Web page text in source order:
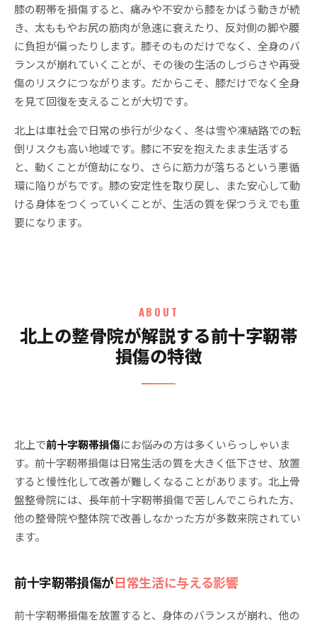
膝の靭帯を損傷すると、痛みや不安から膝をかばう動きが続
き、太ももやお尻の筋肉が急速に衰えたり、反対側の脚や腰
に負担が偏ったりします。膝そのものだけでなく、全身のバ
ランスが崩れていくことが、その後の生活のしづらさや再受
傷のリスクにつながります。だからこそ、膝だけでなく全身
を見て回復を支えることが大切です。
北上は車社会で日常の歩行が少なく、冬は雪や凍結路での転
倒リスクも高い地域です。膝に不安を抱えたまま生活する
と、動くことが億劫になり、さらに筋力が落ちるという悪循
環に陥りがちです。膝の安定性を取り戻し、また安心して動
ける身体をつくっていくことが、生活の質を保つうえでも重
要になります。
ABOUT
北上の整骨院が解説する前十字靭帯
損傷の特徴
北上で前十字靭帯損傷にお悩みの方は多くいらっしゃいま
す。前十字靭帯損傷は日常生活の質を大きく低下させ、放置
すると慢性化して改善が難しくなることがあります。北上骨
盤整骨院には、長年前十字靭帯損傷で苦しんでこられた方、
他の整骨院や整体院で改善しなかった方が多数来院されてい
ます。
前十字靭帯損傷が日常生活に与える影響
前十字靭帯損傷を放置すると、身体のバランスが崩れ、他の